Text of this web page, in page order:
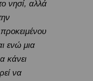
νησί, αλλά
ενώ μια
κάνει
να